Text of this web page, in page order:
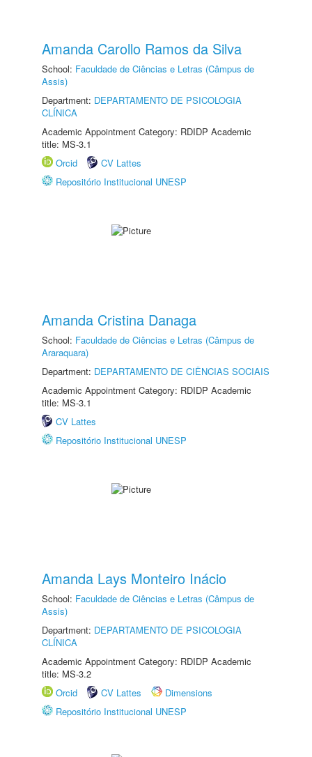
Amanda Carollo Ramos da Silva
School: Faculdade de Ciências e Letras (Câmpus de
Assis)
Department: DEPARTAMENTO DE PSICOLOGIA
CLÍNICA
Academic Appointment Category: RDIDP Academic
title: MS-3.1
Orcid
CV Lattes
Repositório Institucional UNESP
Amanda Cristina Danaga
School: Faculdade de Ciências e Letras (Câmpus de
Araraquara)
Department: DEPARTAMENTO DE CIÊNCIAS SOCIAIS
Academic Appointment Category: RDIDP Academic
title: MS-3.1
CV Lattes
Repositório Institucional UNESP
Amanda Lays Monteiro Inácio
School: Faculdade de Ciências e Letras (Câmpus de
Assis)
Department: DEPARTAMENTO DE PSICOLOGIA
CLÍNICA
Academic Appointment Category: RDIDP Academic
title: MS-3.2
Orcid
CV Lattes
Dimensions
Repositório Institucional UNESP